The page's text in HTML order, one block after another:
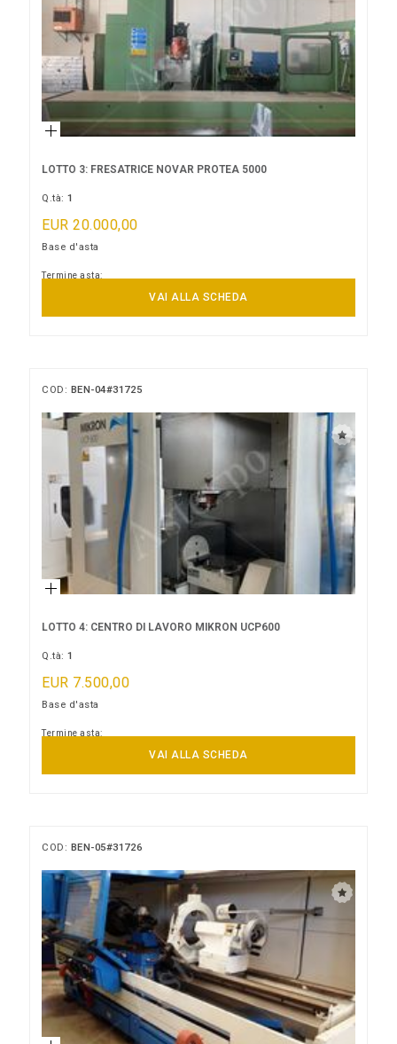
LOTTO 3: FRESATRICE NOVAR PROTEA 5000
Q.tà:1
EUR 20.000,00
Base d'asta
Termine asta:
VAI ALLA SCHEDA
COD: BEN-04#31725
LOTTO 4: CENTRO DI LAVORO MIKRON UCP600
Q.tà:1
EUR 7.500,00
Base d'asta
Termine asta:
VAI ALLA SCHEDA
COD: BEN-05#31726